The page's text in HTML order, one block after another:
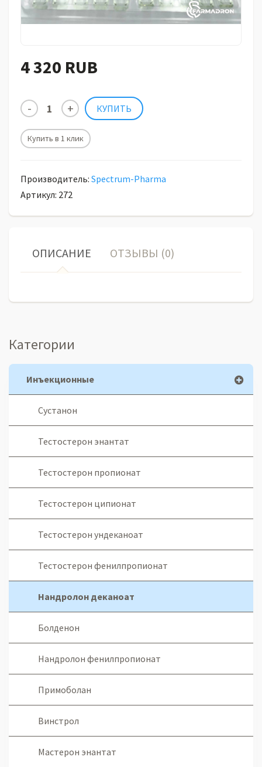
4 320 RUB
Купить в 1 клик
Производитель: Spectrum-Pharma
Артикул: 272
ОПИСАНИЕ ОТЗЫВЫ (0)
Категории
Инъекционные
Сустанон
Тестостерон энантат
Тестостерон пропионат
Тестостерон ципионат
Тестостерон ундеканоат
Тестостерон фенилпропионат
Нандролон деканоат
Болденон
Нандролон фенилпропионат
Примоболан
Винстрол
Мастерон энантат